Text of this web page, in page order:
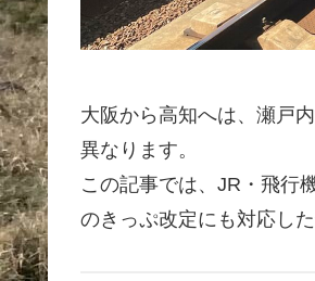
大阪から高知へは、瀬戸
異なります。
この記事では、JR・飛行
のきっぷ改定にも対応し